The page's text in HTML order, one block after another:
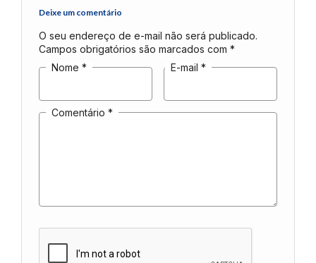
Deixe um comentário
O seu endereço de e-mail não será publicado.
Campos obrigatórios são marcados com *
Nome * E-mail *
Comentário *